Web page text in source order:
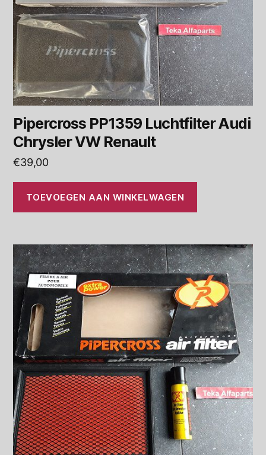
Pipercross PP1359 Luchtfilter Audi
Chrysler VW Renault
€39,00
TOEVOEGEN AAN WINKELWAGEN